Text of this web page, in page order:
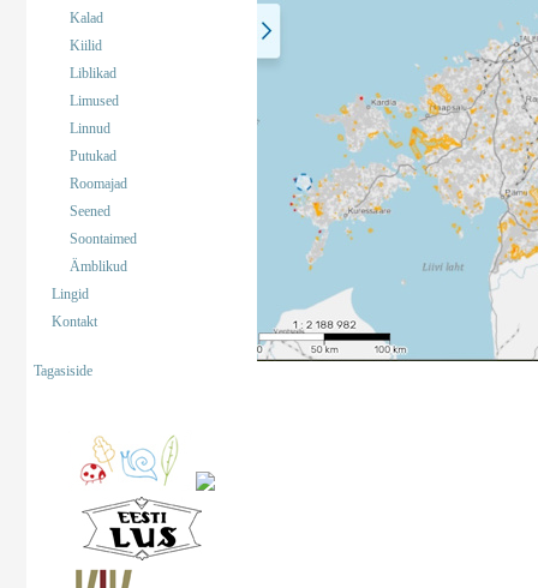
Kalad
Kiilid
Liblikad
Limused
Linnud
Putukad
Roomajad
Seened
Soontaimed
Ämblikud
Lingid
Kontakt
Tagasiside